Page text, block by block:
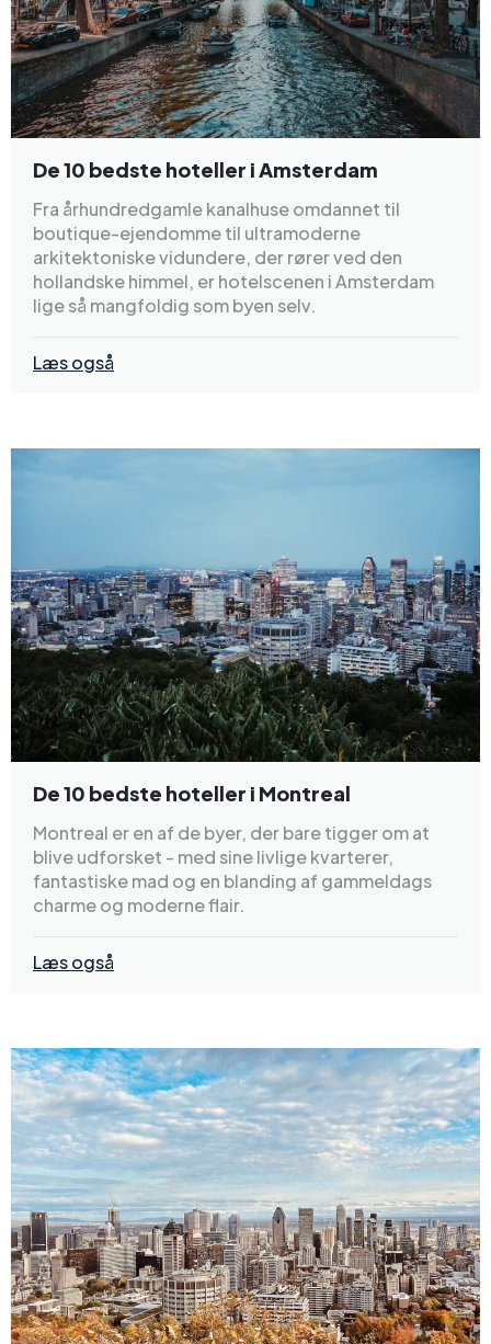
De 10 bedste hoteller i Amsterdam
Fra århundredgamle kanalhuse omdannet til
boutique-ejendomme til ultramoderne
arkitektoniske vidundere, der rører ved den
hollandske himmel, er hotelscenen i Amsterdam
lige så mangfoldig som byen selv.
Læs også
De 10 bedste hoteller i Montreal
Montreal er en af de byer, der bare tigger om at
blive udforsket - med sine livlige kvarterer,
fantastiske mad og en blanding af gammeldags
charme og moderne flair.
Læs også